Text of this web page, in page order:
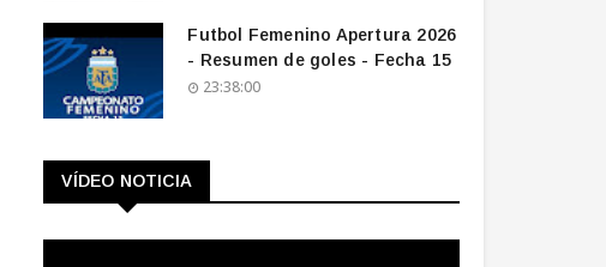
Futbol Femenino Apertura 2026
- Resumen de goles - Fecha 15
23:38:00
VÍDEO NOTICIA